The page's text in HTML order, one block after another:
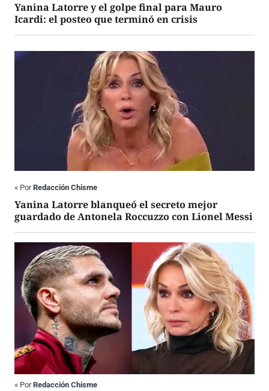
Yanina Latorre y el golpe final para Mauro
Icardi: el posteo que terminó en crisis
« PorRedacción Chisme
Yanina Latorre blanqueó el secreto mejor
guardado de Antonela Roccuzzo con Lionel Messi
« PorRedacción Chisme